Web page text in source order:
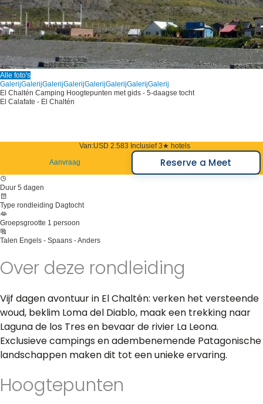
Alle foto's
GalerijGalerijGalerijGalerijGalerijGalerijGalerijGalerij
El Chaltén Camping Hoogtepunten met gids - 5-daagse tocht
El Calafate - El Chaltén
Van:USD 2.583 Inclusief 3★ hotels
Aanvraag
Reserve a Meet
Duur 5 dagen
Type rondleiding Dagtocht
Groepsgrootte 1 persoon
Talen Engels - Spaans - Anders
Over deze rondleiding
Vijf dagen avontuur in El Chaltén: verken het versteende
woud, beklim Loma del Diablo, maak een trekking naar
Laguna de los Tres en bevaar de rivier La Leona.
Exclusieve campings en adembenemende Patagonische
landschappen maken dit tot een unieke ervaring.
Hoogtepunten